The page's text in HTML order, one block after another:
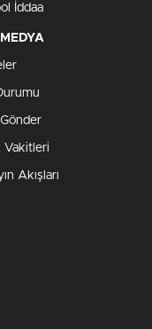
İddaa
Vakitleri
Akışları